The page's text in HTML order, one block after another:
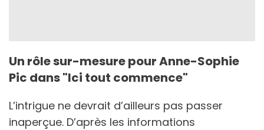
Un rôle sur-mesure pour Anne-Sophie
Pic dans "Ici tout commence"
L’intrigue ne devrait d’ailleurs pas passer
inaperçue. D’après les informations